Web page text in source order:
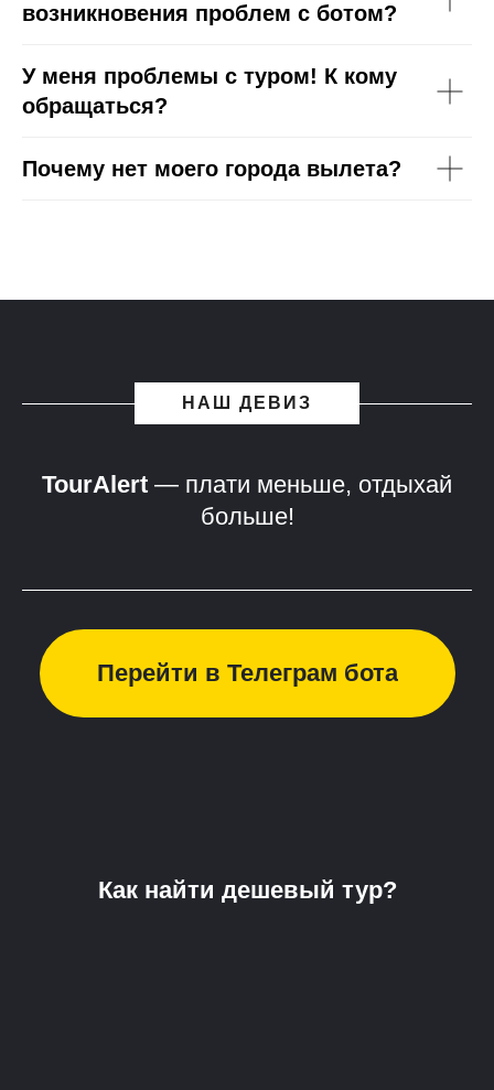
возникновения проблем с ботом?
У меня проблемы с туром! К кому
обращаться?
Почему нет моего города вылета?
НАШ ДЕВИЗ
TourAlert — плати меньше, отдыхай
больше!
Перейти в Телеграм бота
Как найти дешевый тур?